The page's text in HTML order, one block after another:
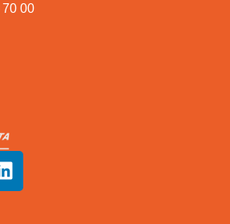
70 00